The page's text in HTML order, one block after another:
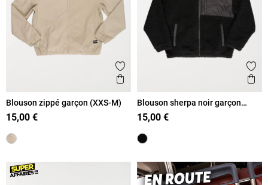
Ajouter aux favoris
Aperçu rapide
Blouson zippé garçon (XXS-M)
15,00 €
Blouson sherpa noir garçon
(XXS-M)
15,00 €